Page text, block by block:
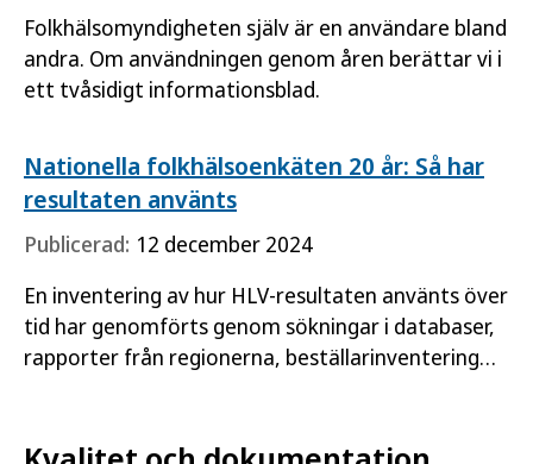
Folkhälsomyndigheten själv är en användare bland
andra. Om användningen genom åren berättar vi i
ett tvåsidigt informationsblad.
Nationella folkhälsoenkäten 20 år: Så har
resultaten använts
Publicerad: 12 december 2024
En inventering av hur HLV-resultaten använts över
tid har genomförts genom sökningar i databaser,
rapporter från regionerna, beställarinventering